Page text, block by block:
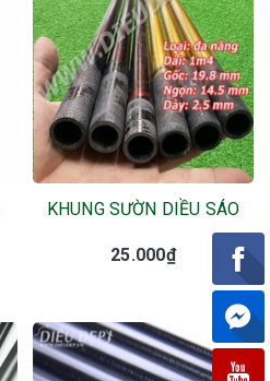
KHUNG SƯỜN DIỀU SÁO
25.000₫